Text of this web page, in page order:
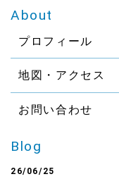
About
プロフィール
地図・アクセス
お問い合わせ
Blog
26/06/25